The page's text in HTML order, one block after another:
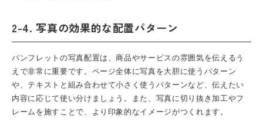
2-4. 写真の効果的な配置パターン
パンフレット の写真配置は、商品やサービスの雰囲気を伝えるう
えで非常に重要です。ページ全体に写真を大胆に使うパターン
や、テキストと組み合わせて小さく使うパターンなど、伝えたい
内容に応じて使い分けましょう。また、写真に切り抜き加工やフ
レームを施すことで、より印象的なイメージがつくれます。